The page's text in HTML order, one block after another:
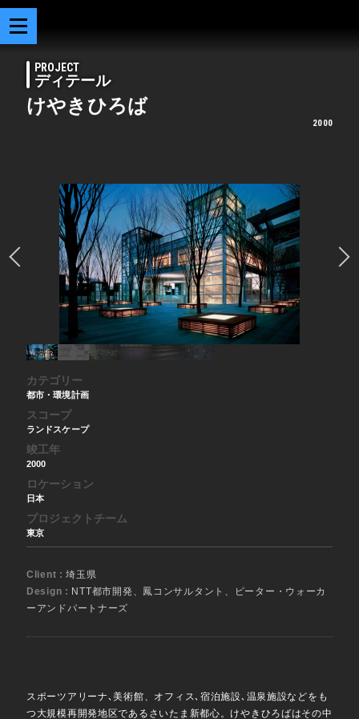
PROJECT
ディテール
けやきひろば
2000
カテゴリー
都市・環境計画
スコープ
ランドスケープ
竣工年
2000
ロケーション
日本
プロジェクトチーム
東京
Client :埼玉県
Design : NTT都市開発、鳳コンサルタント、ピーター・ウォーカ
ーアンドパートナーズ
スポーツアリーナ､美術館、オフィス､宿泊施設､温泉施設などをも
つ大規模再開発地区であるさいたま新都心。けやきひろばはその中